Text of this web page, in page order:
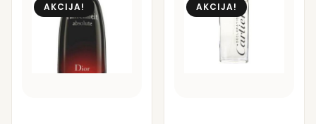
AKCIJA! AKCIJA!